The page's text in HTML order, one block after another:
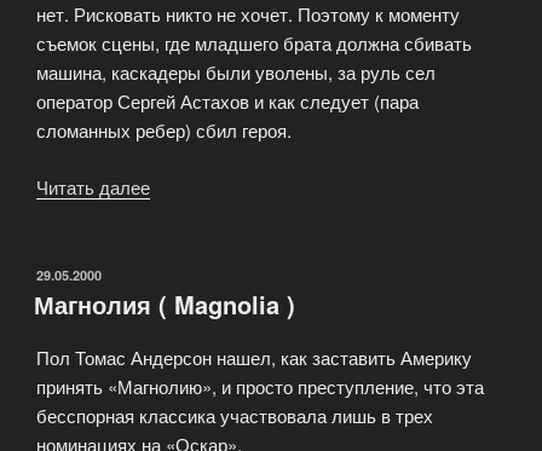
нет. Рисковать никто не хочет. Поэтому к моменту
съемок сцены, где младшего брата должна сбивать
машина, каскадеры были уволены, за руль сел
оператор Сергей Астахов и как следует (пара
сломанных ребер) сбил героя.
Читать далее
ОПУБЛИКОВАНО
29.05.2000
Магнолия ( Magnolia )
Пол Томас Андерсон нашел, как заставить Америку
принять «Магнолию», и просто преступление, что эта
бесспорная классика участвовала лишь в трех
номинациях на «Оскар».